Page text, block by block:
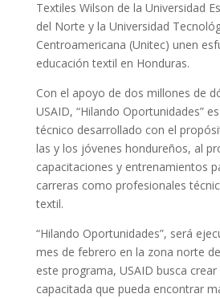
Textiles Wilson de la Universidad
del Norte y la Universidad
Centroamericana (Unitec) unen
educación textil en Honduras.
Con el apoyo de dos millones de
USAID, “Hilando Oportunidades”
técnico desarrollado con el
las y los jóvenes hondureños, al
capacitaciones y entrenamientos
carreras como profesionales
textil.
“Hilando Oportunidades”, será
mes de febrero en la zona norte
este programa, USAID busca
capacitada que pueda encontrar